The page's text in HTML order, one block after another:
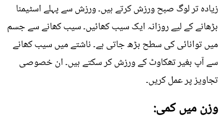
زیادہ تر لوگ صبح ورزش کرتے ہیں۔ ورزش سے پہلے اسٹیمنا
بڑھانے کے لیے روزانہ ایک سیب کھائیں۔ سیب کھانے سے جسم
میں توانائی کی سطح بڑھ جاتی ہے۔ ناشتے میں سیب کھانے
سے آپ بغیر تھکاوٹ کے ورزش کر سکتے ہیں۔ ان خصوصی
تجاویز پر عمل کریں۔
وزن میں کمی: